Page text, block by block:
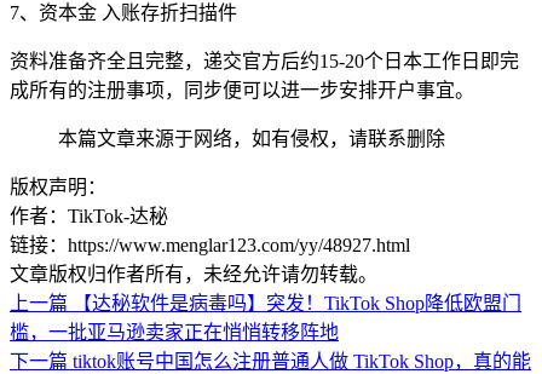
7、资本金 入账存折扫描件
资料准备齐全且完整，递交官方后约15-20个日本工作日即完
成所有的注册事项，同步便可以进一步安排开户事宜。
本篇文章来源于网络，如有侵权，请联系删除
版权声明：
作者：TikTok-达秘
链接：https://www.menglar123.com/yy/48927.html
文章版权归作者所有，未经允许请勿转载。
上一篇
【达秘软件是病毒吗】突发！TikTok Shop降低欧盟门
槛，一批亚马逊卖家正在悄悄转移阵地
下一篇 tiktok账号中国怎么注册普通人做 TikTok Shop，真的能